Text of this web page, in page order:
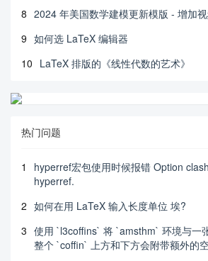
8 2024 年美国数学建模更新模版 - 增加
9 如何选 LaTeX 编辑器
10 LaTeX 排版的《线性代数的艺术》
热门问题
1
hyperref宏包使用时候报错 Option
hyperref.
2 如何在用 LaTeX 输入长度单位 埃?
3 使用 `l3coffins` 将 `amsthm` 环境与一
整个 `coffin` 上方和下方会附带额外的